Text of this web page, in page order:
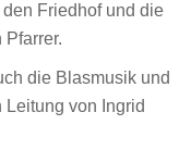
Friedhof und die
die Blasmusik und
von Ingrid